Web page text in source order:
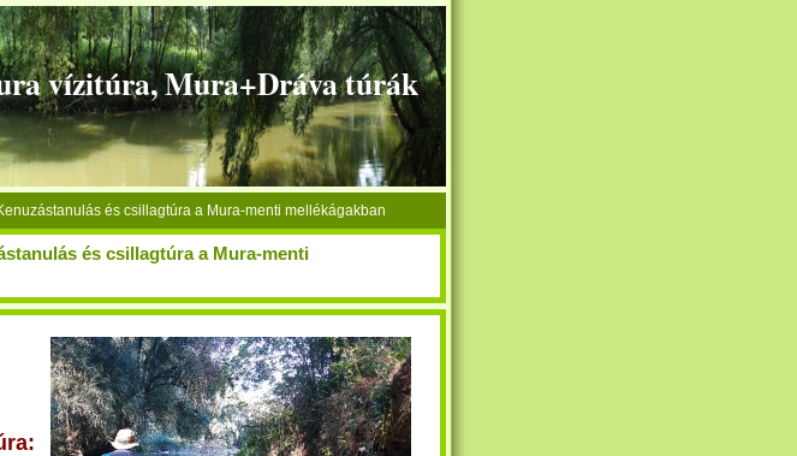
vízitúra, Mura+Dráva túrák
és csillagtúra a Mura-menti mellékágakban
és csillagtúra a Mura-menti